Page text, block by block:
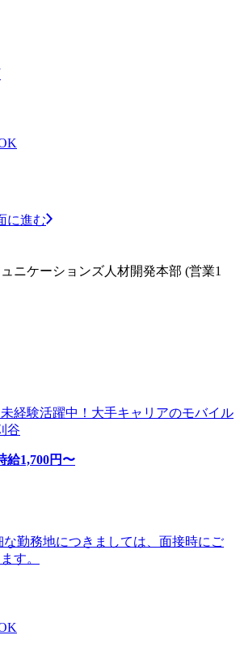
に進む
ニケーションズ人材開発本部 (営業1
験活躍中！大手キャリアのモバイル
谷
給1,700円〜
勤務地につきましては、面接時にご
す。